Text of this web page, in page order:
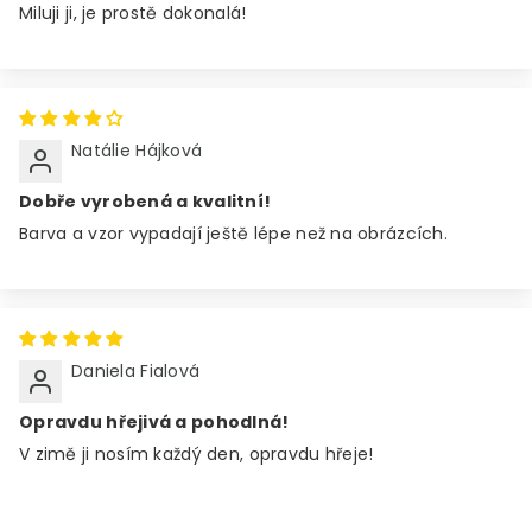
Miluji ji, je prostě dokonalá!
Natálie Hájková
Dobře vyrobená a kvalitní!
Barva a vzor vypadají ještě lépe než na obrázcích.
Daniela Fialová
Opravdu hřejivá a pohodlná!
V zimě ji nosím každý den, opravdu hřeje!